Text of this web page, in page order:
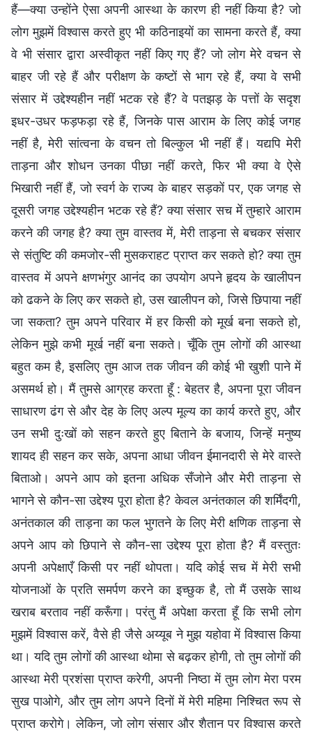
हैं—क्या उन्होंने ऐसा अपनी आस्था के कारण ही नहीं किया है? जो
लोग मुझमें विश्वास करते हुए भी कठिनाइयों का सामना करते हैं, क्या
वे भी संसार द्वारा अस्वीकृत नहीं किए गए हैं? जो लोग मेरे वचन से
बाहर जी रहे हैं और परीक्षण के कष्टों से भाग रहे हैं, क्या वे सभी
संसार में उद्देश्यहीन नहीं भटक रहे हैं? वे पतझड़ के पत्तों के सदृश
इधर-उधर फड़फड़ा रहे हैं, जिनके पास आराम के लिए कोई जगह
नहीं है, मेरी सांत्वना के वचन तो बिल्कुल भी नहीं हैं। यद्यपि मेरी
ताड़ना और शोधन उनका पीछा नहीं करते, फिर भी क्या वे ऐसे
भिखारी नहीं हैं, जो स्वर्ग के राज्य के बाहर सड़कों पर, एक जगह से
दूसरी जगह उद्देश्यहीन भटक रहे हैं? क्या संसार सच में तुम्हारे आराम
करने की जगह है? क्या तुम वास्तव में, मेरी ताड़ना से बचकर संसार
से संतुष्टि की कमजोर-सी मुसकराहट प्राप्त कर सकते हो? क्या तुम
वास्तव में अपने क्षणभंगुर आनंद का उपयोग अपने हृदय के खालीपन
को ढकने के लिए कर सकते हो, उस खालीपन को, जिसे छिपाया नहीं
जा सकता? तुम अपने परिवार में हर किसी को मूर्ख बना सकते हो,
लेकिन मुझे कभी मूर्ख नहीं बना सकते। चूँकि तुम लोगों की आस्था
बहुत कम है, इसलिए तुम आज तक जीवन की कोई भी खुशी पाने में
असमर्थ हो। मैं तुमसे आग्रह करता हूँ : बेहतर है, अपना पूरा जीवन
साधारण ढंग से और देह के लिए अल्प मूल्य का कार्य करते हुए, और
उन सभी दुःखों को सहन करते हुए बिताने के बजाय, जिन्हें मनुष्य
शायद ही सहन कर सके, अपना आधा जीवन ईमानदारी से मेरे वास्ते
बिताओ। अपने आप को इतना अधिक सँजोने और मेरी ताड़ना से
भागने से कौन-सा उद्देश्य पूरा होता है? केवल अनंतकाल की शर्मिंदगी,
अनंतकाल की ताड़ना का फल भुगतने के लिए मेरी क्षणिक ताड़ना से
अपने आप को छिपाने से कौन-सा उद्देश्य पूरा होता है? मैं वस्तुतः
अपनी अपेक्षाएँ किसी पर नहीं थोपता। यदि कोई सच में मेरी सभी
योजनाओं के प्रति समर्पण करने का इच्छुक है, तो मैं उसके साथ
खराब बरताव नहीं करूँगा। परंतु मैं अपेक्षा करता हूँ कि सभी लोग
मुझमें विश्वास करें, वैसे ही जैसे अय्यूब ने मुझ यहोवा में विश्वास किया
था। यदि तुम लोगों की आस्था थोमा से बढ़कर होगी, तो तुम लोगों की
आस्था मेरी प्रशंसा प्राप्त करेगी, अपनी निष्ठा में तुम लोग मेरा परम
सुख पाओगे, और तुम लोग अपने दिनों में मेरी महिमा निश्चित रूप से
प्राप्त करोगे। लेकिन, जो लोग संसार और शैतान पर विश्वास करते